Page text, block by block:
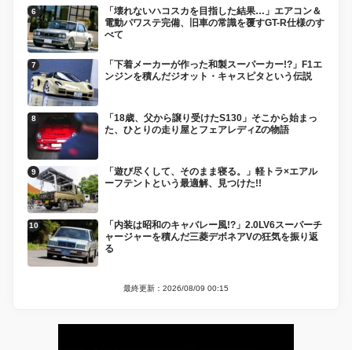
「壊れないハコスカを目指した結果…」エアコン＆
電動パワステ完備、旧車の常識を覆すGT-R仕様のす
べて
「下着メーカーが作った和製スーパーカー!?」F1エ
ンジンを積んだジオット・キャスピタという伝説
「18歳、父から譲り受けたS130」そこから始まっ
た、ひとりの走り屋とフェアレディZの物語
「遊び尽くして、そのまま寝る。」軽トラ×エアル
ーフテントという最適解、見つけた!!
「内装は昭和のキャバレー風!?」2.0LV6スーパーチ
ャージャーを積んだ三菱デボネアVの狂気を振り返
る
最終更新：2026/08/09 00:15